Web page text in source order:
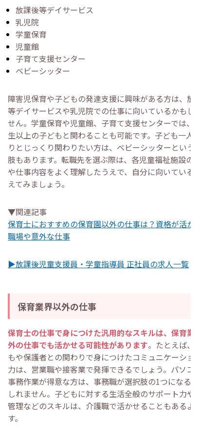
放課後等デイサービス
乳児院
学童保育
児童館
子育て支援センター
ベビーシッター
障害児保育や子どもの発達支援に興味がある方は、放課後
等デイサービスや乳児院での仕事に向いているかもしれま
せん。学童保育や児童館、子育て支援センターでは、小学
生以上の子どもと関わることも可能です。子ども一人ひと
りとじっくり関わりたい方は、ベビーシッターという選択
肢もあります。転職先を選ぶ際は、各児童福祉施設の特徴
や仕事内容をよく理解したうえで、自分に向いているか考
えてみましょう。
▼関連記事
保育士におすすめの保育園以外の仕事は？資格が活かせる
職場や意外な仕事
▶放課後児童支援員・学童指導員 正社員の求人一覧
保育業界以外の仕事
保育士の仕事で身につけた汎用的なスキルは、保育業界以
外の仕事でも活かせる可能性があります。たとえば、子ど
もや保護者との関わりで身につけたコミュニケーション能
力は、営業職や接客業で発揮できるでしょう。パソコンや
事務作業が得意な方は、事務職が選択肢の1つになるかも
しれません。子どもに対する生活全般のサポート力や安全
管理などのスキルは、介護職で活かせることもあるようで
す。